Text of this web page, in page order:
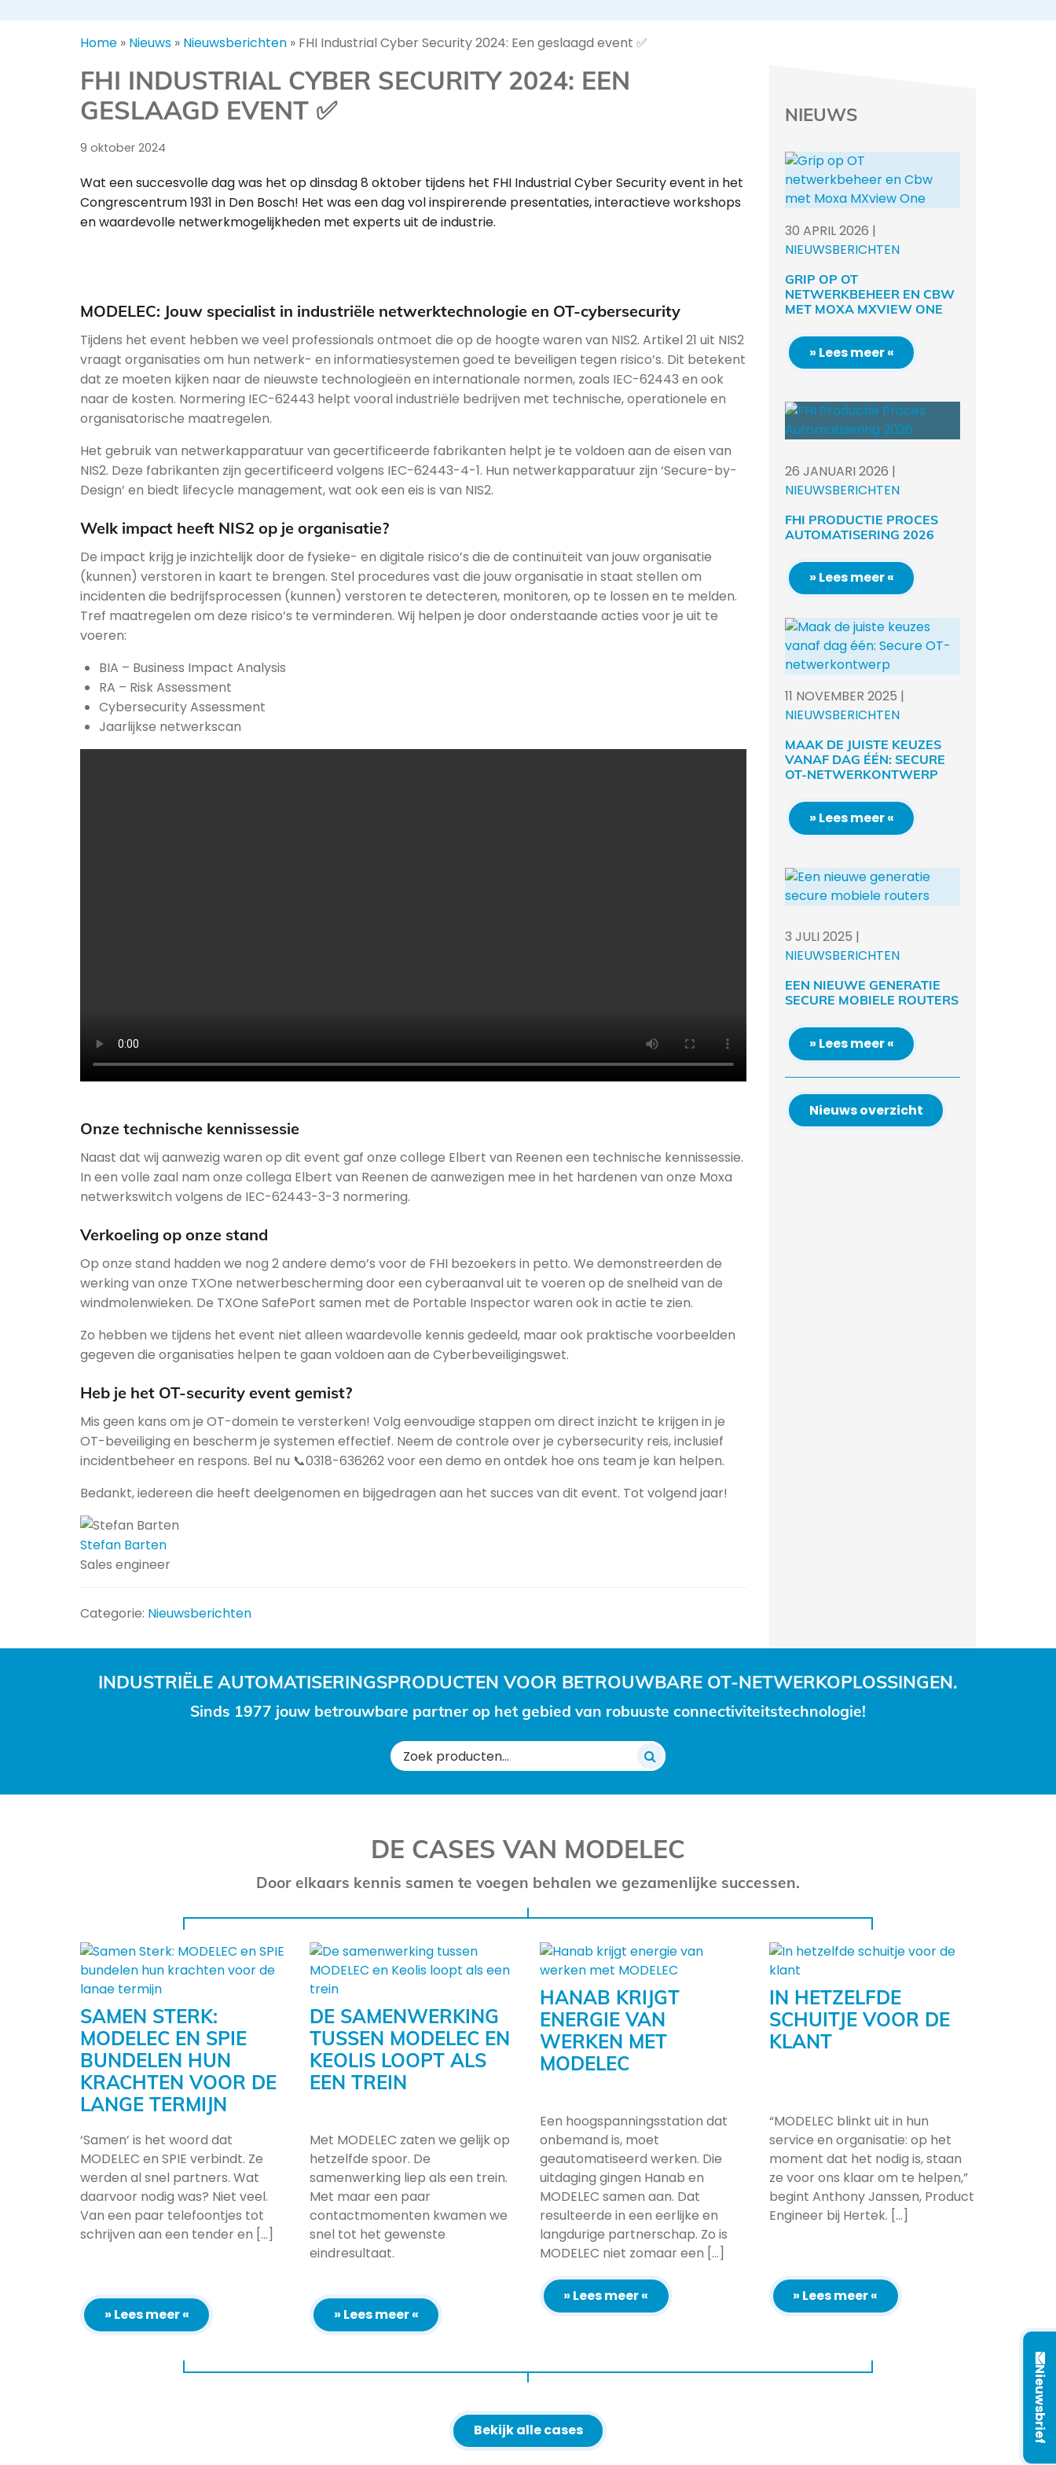
Home » Nieuws » Nieuwsberichten » FHI Industrial Cyber Security 2024: Een geslaagd event ✅
FHI INDUSTRIAL CYBER SECURITY 2024: EEN
GESLAAGD EVENT ✅
9 oktober 2024
Wat een succesvolle dag was het op dinsdag 8 oktober tijdens het FHI Industrial Cyber Security event in het
Congrescentrum 1931 in Den Bosch! Het was een dag vol inspirerende presentaties, interactieve workshops
en waardevolle netwerkmogelijkheden met experts uit de industrie.
MODELEC: Jouw specialist in industriële netwerktechnologie en OT-cybersecurity
Tijdens het event hebben we veel professionals ontmoet die op de hoogte waren van NIS2. Artikel 21 uit NIS2
vraagt organisaties om hun netwerk- en informatiesystemen goed te beveiligen tegen risico’s. Dit betekent
dat ze moeten kijken naar de nieuwste technologieën en internationale normen, zoals IEC-62443 en ook
naar de kosten. Normering IEC-62443 helpt vooral industriële bedrijven met technische, operationele en
organisatorische maatregelen.
Het gebruik van netwerkapparatuur van gecertificeerde fabrikanten helpt je te voldoen aan de eisen van
NIS2. Deze fabrikanten zijn gecertificeerd volgens IEC-62443-4-1. Hun netwerkapparatuur zijn ‘Secure-by-
Design’ en biedt lifecycle management, wat ook een eis is van NIS2.
Welk impact heeft NIS2 op je organisatie?
De impact krijg je inzichtelijk door de fysieke- en digitale risico’s die de continuïteit van jouw organisatie
(kunnen) verstoren in kaart te brengen. Stel procedures vast die jouw organisatie in staat stellen om
incidenten die bedrijfsprocessen (kunnen) verstoren te detecteren, monitoren, op te lossen en te melden.
Tref maatregelen om deze risico’s te verminderen. Wij helpen je door onderstaande acties voor je uit te
voeren:
BIA – Business Impact Analysis
RA – Risk Assessment
Cybersecurity Assessment
Jaarlijkse netwerkscan
Onze technische kennissessie
Naast dat wij aanwezig waren op dit event gaf onze college Elbert van Reenen een technische kennissessie.
In een volle zaal nam onze collega Elbert van Reenen de aanwezigen mee in het hardenen van onze Moxa
netwerkswitch volgens de IEC-62443-3-3 normering.
Verkoeling op onze stand
Op onze stand hadden we nog 2 andere demo’s voor de FHI bezoekers in petto. We demonstreerden de
werking van onze TXOne netwerbescherming door een cyberaanval uit te voeren op de snelheid van de
windmolenwieken. De TXOne SafePort samen met de Portable Inspector waren ook in actie te zien.
Zo hebben we tijdens het event niet alleen waardevolle kennis gedeeld, maar ook praktische voorbeelden
gegeven die organisaties helpen te gaan voldoen aan de Cyberbeveiligingswet.
Heb je het OT-security event gemist?
Mis geen kans om je OT-domein te versterken! Volg eenvoudige stappen om direct inzicht te krijgen in je
OT-beveiliging en bescherm je systemen effectief. Neem de controle over je cybersecurity reis, inclusief
incidentbeheer en respons. Bel nu 📞0318-636262 voor een demo en ontdek hoe ons team je kan helpen.
Bedankt, iedereen die heeft deelgenomen en bijgedragen aan het succes van dit event. Tot volgend jaar!
Stefan Barten
Sales engineer
Categorie: Nieuwsberichten
NIEUWS
30 APRIL2026 |
NIEUWSBERICHTEN
GRIP OP OT
NETWERKBEHEER EN CBW
MET MOXA MXVIEW ONE
» Lees meer «
26 JANUARI 2026 |
NIEUWSBERICHTEN
FHI PRODUCTIE PROCES
AUTOMATISERING 2026
» Lees meer «
11 NOVEMBER 2025 |
NIEUWSBERICHTEN
MAAK DE JUISTE KEUZES
VANAF DAG ÉÉN: SECURE
OT-NETWERKONTWERP
» Lees meer «
3 JULI 2025 |
NIEUWSBERICHTEN
EEN NIEUWE GENERATIE
SECURE MOBIELE ROUTERS
» Lees meer «
Nieuws overzicht
INDUSTRIËLE AUTOMATISERINGSPRODUCTEN VOOR BETROUWBARE OT-NETWERKOPLOSSINGEN.
Sinds 1977 jouw betrouwbare partner op het gebied van robuuste connectiviteitstechnologie!
Zoeken
naar:
DE CASES VAN MODELEC
Door elkaars kennis samen te voegen behalen we gezamenlijke successen.
SAMEN STERK:
MODELEC EN SPIE
BUNDELEN HUN
KRACHTEN VOOR DE
LANGE TERMIJN
‘Samen’ is het woord dat
MODELEC en SPIE verbindt. Ze
werden al snel partners. Wat
daarvoor nodig was? Niet veel.
Van een paar telefoontjes tot
schrijven aan een tender en [...]
» Lees meer «
DE SAMENWERKING
TUSSEN MODELEC EN
KEOLIS LOOPT ALS
EEN TREIN
Met MODELEC zaten we gelijk op
hetzelfde spoor. De
samenwerking liep als een trein.
Met maar een paar
contactmomenten kwamen we
snel tot het gewenste
eindresultaat.
» Lees meer «
HANAB KRIJGT
ENERGIE VAN
WERKEN MET
MODELEC
Een hoogspanningsstation dat
onbemand is, moet
geautomatiseerd werken. Die
uitdaging gingen Hanab en
MODELEC samen aan. Dat
resulteerde in een eerlijke en
langdurige partnerschap. Zo is
MODELEC niet zomaar een [...]
» Lees meer «
IN HETZELFDE
SCHUITJE VOOR DE
KLANT
“MODELEC blinkt uit in hun
service en organisatie: op het
moment dat het nodig is, staan
ze voor ons klaar om te helpen,”
begint Anthony Janssen, Product
Engineer bij Hertek. [...]
» Lees meer «
Bekijk alle cases Nieuwsbrief